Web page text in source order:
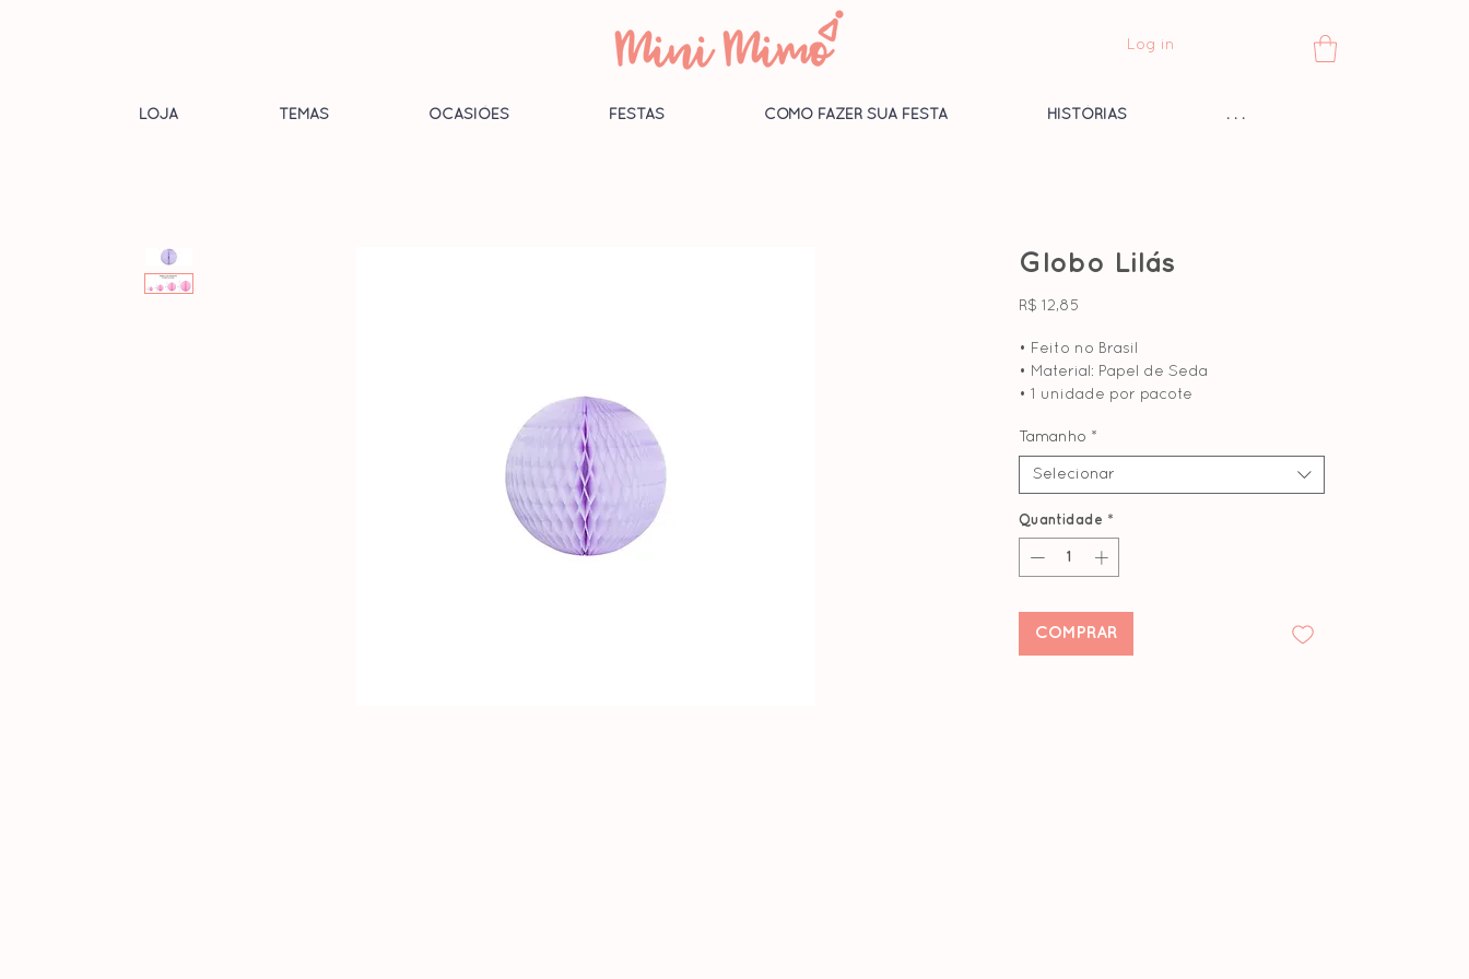
Log in
LOJA TEMAS OCASIÕES FESTAS COMO FAZER SUA FESTA HISTÓRIAS . . .
Globo Lilás
R$ 12,85
• Feito no Brasil
• Material: Papel de Seda
• 1 unidade por pacote
• Reutilizável
Tamanho *
Selecionar
Quantidade *
COMPRAR